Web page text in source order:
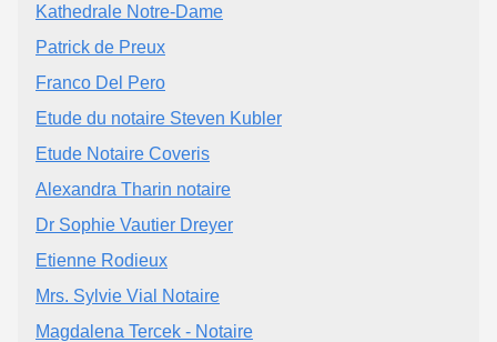
Kathedrale Notre-Dame
Patrick de Preux
Franco Del Pero
Etude du notaire Steven Kubler
Etude Notaire Coveris
Alexandra Tharin notaire
Dr Sophie Vautier Dreyer
Etienne Rodieux
Mrs. Sylvie Vial Notaire
Magdalena Tercek - Notaire